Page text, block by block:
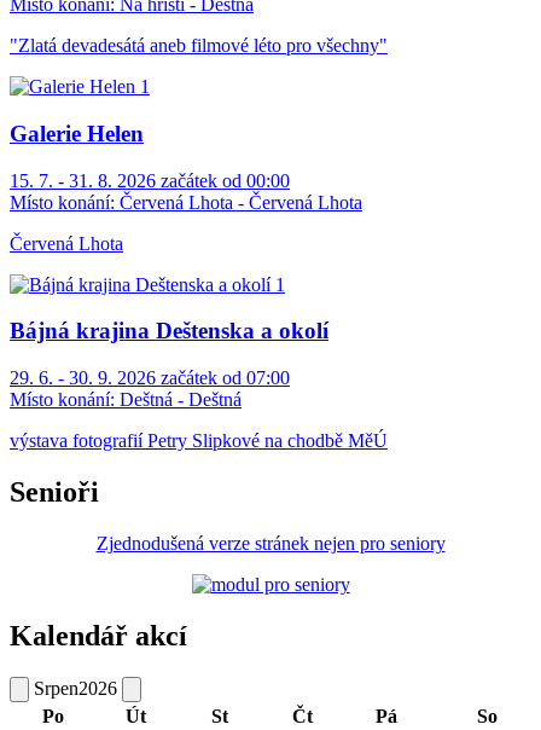
Místo konání: Na hřišti - Deštná
"Zlatá devadesátá aneb filmové léto pro všechny"
Galerie Helen
15. 7. - 31. 8. 2026 začátek od 00:00
Místo konání: Červená Lhota - Červená Lhota
Červená Lhota
Bájná krajina Deštenska a okolí
29. 6. - 30. 9. 2026 začátek od 07:00
Místo konání: Deštná - Deštná
výstava fotografií Petry Slipkové na chodbě MěÚ
Senioři
Zjednodušená verze stránek nejen pro seniory
Kalendář akcí
Srpen2026
Po
Út St Čt Pá So